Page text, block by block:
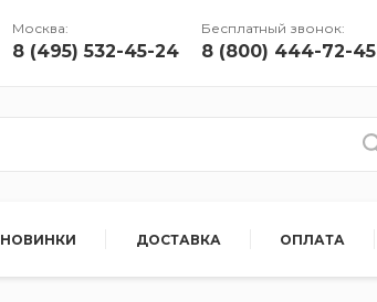
Москва:
8 (495) 532-45-24
Бесплатный звонок:
8 (800) 444-72-45
НОВИНКИ ДОСТАВКА ОПЛАТА